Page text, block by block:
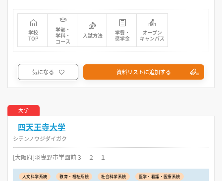
学校
TOP
学部・
学科・
コース
入試方法
学費・
奨学金
オープン
キャンパス
気になる 資料リストに追加する
大学
四天王寺大学
シテンノウジダイガク
[大阪府]羽曳野市学園前３－２－１
人文科学系統 教育・福祉系統 社会科学系統 医学・看護・医療系統